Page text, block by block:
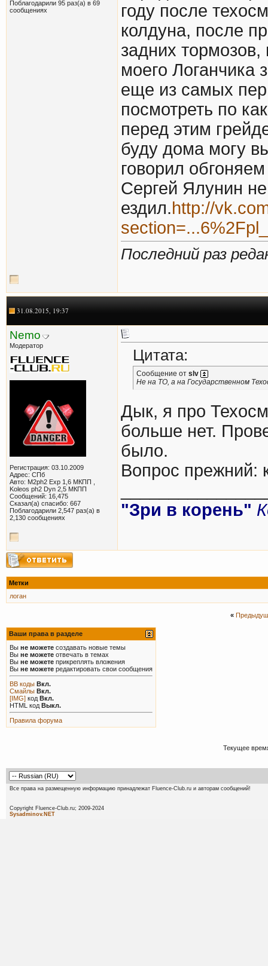
Поблагодарили 95 раз(а) в 69
сообщениях
году после
колдуна, после
задних
моего Логанчика
еще из самых
посмотреть по
перед этим
буду дома могу
говорил
Сергей Ялунин
ездил.http://
Последний раз
31.08.2015, 19:37
Nemo
Модератор
Регистрация: 03.10.2009
Адрес: СПб
Авто: M2ph2 Exp 1,6 МКПП ,
Koleos ph2 Dyn 2,5 МКПП
Сообщений: 16,475
Сказал(а) спасибо: 667
Поблагодарили 2,547 раз(а) в
2,130 сообщениях
Цитата:
Сообщение от slv
Не на ТО, а на Государственном
Дык, я про
больше нет.
было.
Вопрос прежний:
"Зри в корень"
Метки
логан
«
Ваши права в разделе
Вы не можете создавать новые темы
Вы не можете отвечать в темах
Вы не можете прикреплять вложения
Вы не можете редактировать свои сообщения
BB коды Вкл.
Смайлы Вкл.
[IMG] код Вкл.
HTML код Выкл.
Правила форума
Текущее
Все права на размещенную информацию принадлежат Fluence-Club.ru и авторам сообщений!
Copyright Fluence-Club.ru;
Sysadminov.NET